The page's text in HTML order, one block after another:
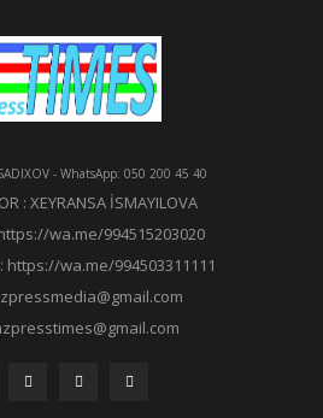
- WhatsApp: 050 200 45 40
: XEYRANSA İSMAYILOVA
wa.me/994515203020
https://wa.me/994503311111